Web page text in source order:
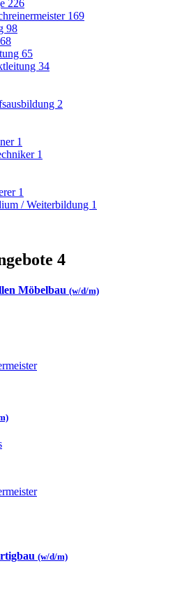
226
169
98
68
65
34
2
1
1
1
/ Weiterbildung 1
4
Möbelbau (w/d/m)
(w/d/m)